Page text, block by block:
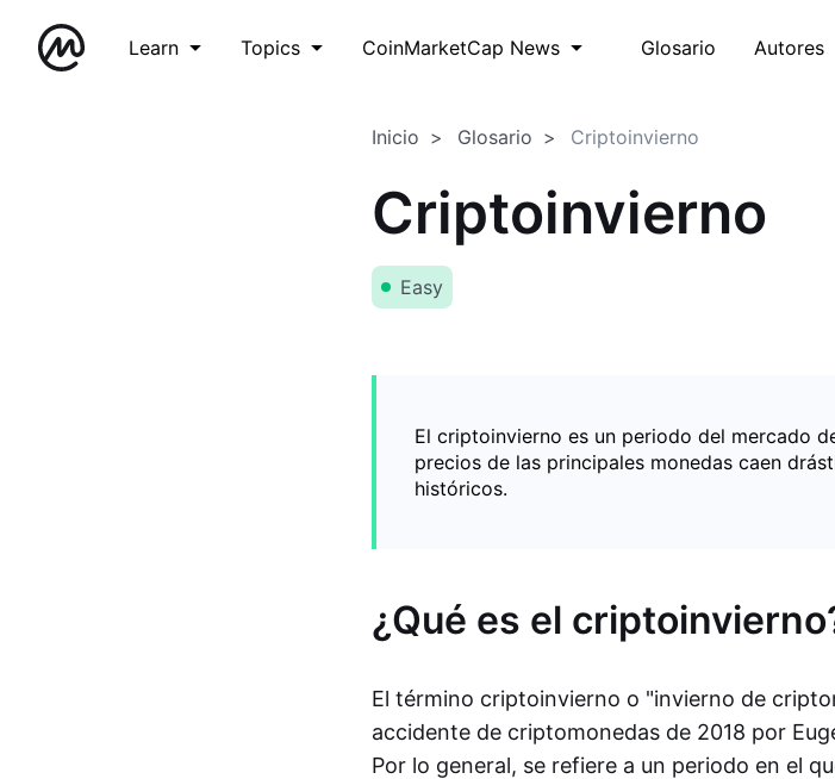
Learn Topics CoinMarketCap News Glosario Autores
Inicio Glosario Criptoinvierno
Criptoinvierno
Easy
El criptoinvierno es un periodo del mercado
precios de las principales monedas caen
históricos.
¿Qué es el
El término criptoinvierno o "invierno de
accidente de criptomonedas de 2018 por
Por lo general, se refiere a un periodo en el